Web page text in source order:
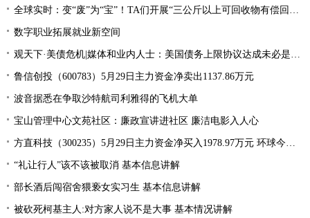
全球实时：变“废”为“宝”！TA们开展“三公斤以上可回收物有偿回收”宣传活动
数字职业拓展就业新空间
观天下·美债危机|媒体和业内人士：美国债务上限协议达成未必是“好消息”
鲁信创投（600783）5月29日主力资金净卖出1137.86万元
波音据悉在争取沙特航司利雅得的飞机大单
宝山管理中心文苑社区：廉政宣讲进社区 廉洁电影入人心
方直科技（300235）5月29日主力资金净买入1978.97万元 环球今亮点
“礼让行人”该不该被取消 基本信息讲解
部长酒后闯宿舍猥亵女实习生 基本信息讲解
被砍死柯基主人:对方家人说不是大事 基本情况讲解